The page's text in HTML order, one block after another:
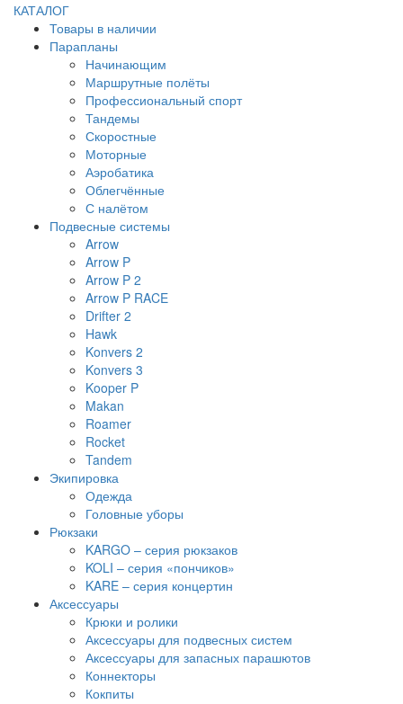
КАТАЛОГ
Товары в наличии
Парапланы
Начинающим
Маршрутные полёты
Профессиональный спорт
Тандемы
Скоростные
Моторные
Аэробатика
Облегчённые
С налётом
Подвесные системы
Arrow
Arrow P
Arrow P 2
Arrow P RACE
Drifter 2
Hawk
Konvers 2
Konvers 3
Kooper P
Makan
Roamer
Rocket
Tandem
Экипировка
Одежда
Головные уборы
Рюкзаки
KARGO – серия рюкзаков
KOLI – серия «пончиков»
KARE – серия концертин
Аксессуары
Крюки и ролики
Аксессуары для подвесных систем
Аксессуары для запасных парашютов
Коннекторы
Кокпиты